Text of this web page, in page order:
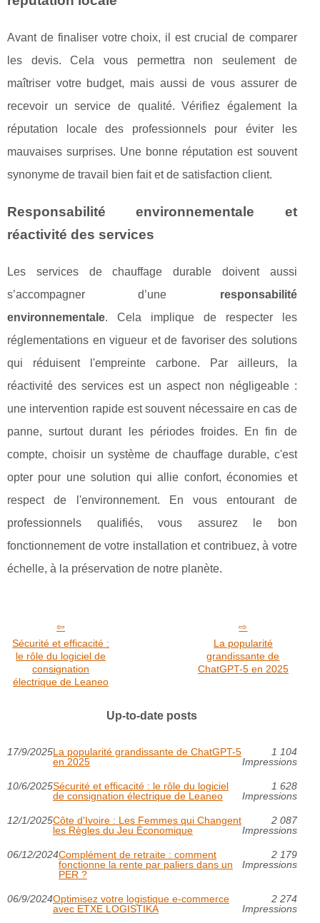
Avant de finaliser votre choix, il est crucial de comparer
les devis. Cela vous permettra non seulement de
maîtriser votre budget, mais aussi de vous assurer de
recevoir un service de qualité. Vérifiez également la
réputation locale des professionnels pour éviter les
mauvaises surprises. Une bonne réputation est souvent
synonyme de travail bien fait et de satisfaction client.
Responsabilité environnementale et
réactivité des services
Les services de chauffage durable doivent aussi
s’accompagner d’une responsabilité
environnementale. Cela implique de respecter les
réglementations en vigueur et de favoriser des solutions
qui réduisent l'empreinte carbone. Par ailleurs, la
réactivité des services est un aspect non négligeable :
une intervention rapide est souvent nécessaire en cas de
panne, surtout durant les périodes froides. En fin de
compte, choisir un système de chauffage durable, c'est
opter pour une solution qui allie confort, économies et
respect de l'environnement. En vous entourant de
professionnels qualifiés, vous assurez le bon
fonctionnement de votre installation et contribuez, à votre
échelle, à la préservation de notre planète.
Sécurité et efficacité :
le rôle du logiciel de
consignation
électrique de Leaneo
La popularité
grandissante de
ChatGPT-5 en 2025
Up-to-date posts
17/9/2025La popularité grandissante de ChatGPT-5
en 2025
1 104
Impressions
10/6/2025Sécurité et efficacité : le rôle du logiciel
de consignation électrique de Leaneo
1 628
Impressions
12/1/2025Côte d'Ivoire : Les Femmes qui Changent
les Règles du Jeu Économique
2 087
Impressions
06/12/2024Complément de retraite : comment
fonctionne la rente par paliers dans un
PER ?
2 179
Impressions
06/9/2024Optimisez votre logistique e-commerce
avec ETXE LOGISTIKA
2 274
Impressions